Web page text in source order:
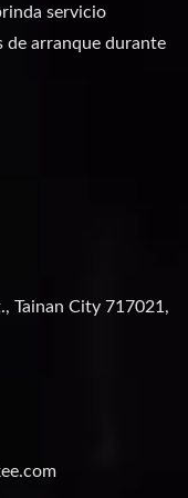
servicio
de arranque durante
Tainan City 717021,